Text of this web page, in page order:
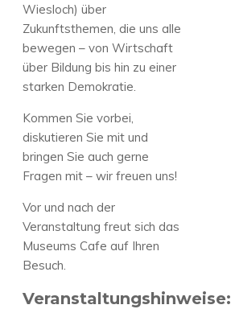
Wiesloch) über
Zukunftsthemen, die uns alle
bewegen – von Wirtschaft
über Bildung bis hin zu einer
starken Demokratie.
Kommen Sie vorbei,
diskutieren Sie mit und
bringen Sie auch gerne
Fragen mit – wir freuen uns!
Vor und nach der
Veranstaltung freut sich das
Museums Cafe auf Ihren
Besuch.
Veranstaltungshinweise: